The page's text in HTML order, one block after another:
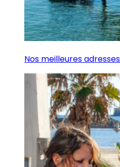
Nos meilleures